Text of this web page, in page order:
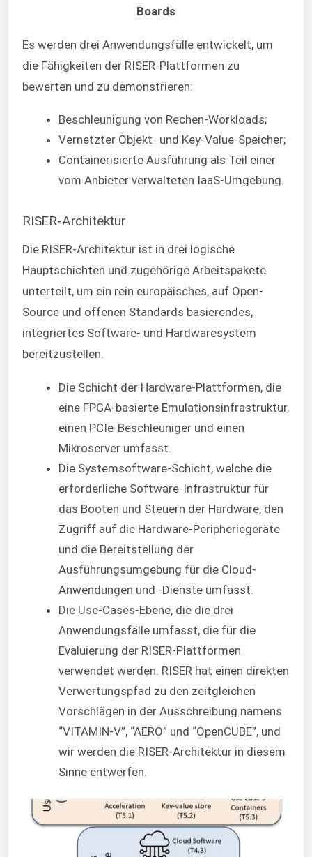
Boards
Es werden drei Anwendungsfälle entwickelt, um
die Fähigkeiten der RISER-Plattformen zu
bewerten und zu demonstrieren:
Beschleunigung von Rechen-Workloads;
Vernetzter Objekt- und Key-Value-Speicher;
Containerisierte Ausführung als Teil einer
vom Anbieter verwalteten IaaS-Umgebung.
RISER-Architektur
Die RISER-Architektur ist in drei logische
Hauptschichten und zugehörige Arbeitspakete
unterteilt, um ein rein europäisches, auf Open-
Source und offenen Standards basierendes,
integriertes Software- und Hardwaresystem
bereitzustellen.
Die Schicht der Hardware-Plattformen, die
eine FPGA-basierte Emulationsinfrastruktur,
einen PCIe-Beschleuniger und einen
Mikroserver umfasst.
Die Systemsoftware-Schicht, welche die
erforderliche Software-Infrastruktur für
das Booten und Steuern der Hardware, den
Zugriff auf die Hardware-Peripheriegeräte
und die Bereitstellung der
Ausführungsumgebung für die Cloud-
Anwendungen und -Dienste umfasst.
Die Use-Cases-Ebene, die die drei
Anwendungsfälle umfasst, die für die
Evaluierung der RISER-Plattformen
verwendet werden. RISER hat einen direkten
Verwertungspfad zu den zeitgleichen
Vorschlägen in der Ausschreibung namens
“VITAMIN-V”, “AERO” und “OpenCUBE”, und
wir werden die RISER-Architektur in diesem
Sinne entwerfen.